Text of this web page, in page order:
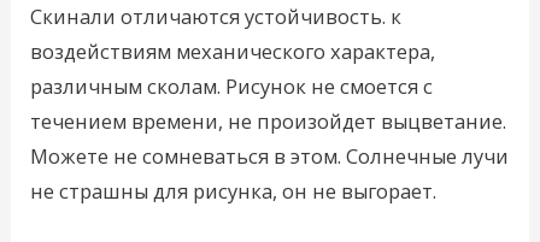
Скинали отличаются устойчивость. к
воздействиям механического характера,
различным сколам. Рисунок не смоется с
течением времени, не произойдет выцветание.
Можете не сомневаться в этом. Солнечные лучи
не страшны для рисунка, он не выгорает.